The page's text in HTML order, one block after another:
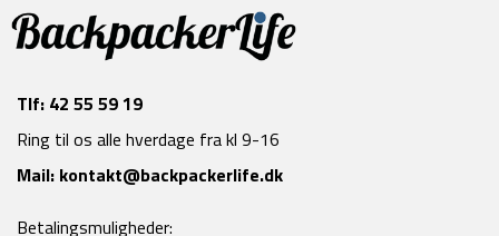
Tlf: 42 55 59 19
Ring til os alle hverdage fra kl 9-16
Mail: kontakt@backpackerlife.dk
Betalingsmuligheder: